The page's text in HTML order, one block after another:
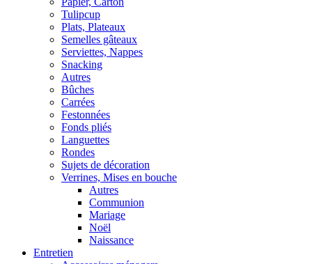
Tulipcup
Plats, Plateaux
Semelles gâteaux
Serviettes, Nappes
Snacking
Autres
Bûches
Carrées
Festonnées
Fonds pliés
Languettes
Rondes
Sujets de décoration
Verrines, Mises en bouche
Autres
Communion
Mariage
Noël
Naissance
Entretien